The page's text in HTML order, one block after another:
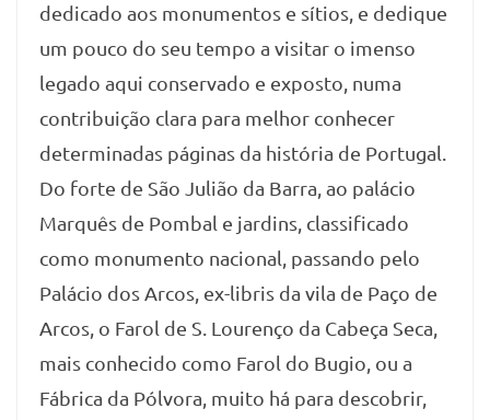
dedicado aos monumentos e sítios, e dedique
um pouco do seu tempo a visitar o imenso
legado aqui conservado e exposto, numa
contribuição clara para melhor conhecer
determinadas páginas da história de Portugal.
Do forte de São Julião da Barra, ao palácio
Marquês de Pombal e jardins, classificado
como monumento nacional, passando pelo
Palácio dos Arcos, ex-libris da vila de Paço de
Arcos, o Farol de S. Lourenço da Cabeça Seca,
mais conhecido como Farol do Bugio, ou a
Fábrica da Pólvora, muito há para descobrir,